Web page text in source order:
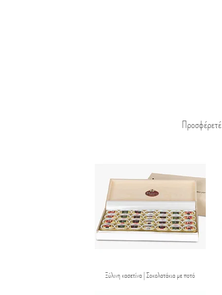
Προσφέρετέ
Quick View
Ξύλινη κασετίνα | Σοκολατάκια με ποτό